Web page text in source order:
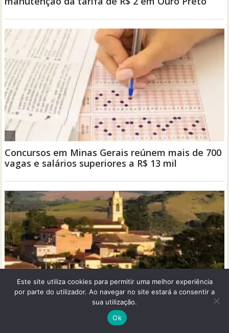
Este site utiliza cookies para permitir uma melhor experiência
por parte do utilizador. Ao navegar no site estará a consentir a
sua utilização.
Ok